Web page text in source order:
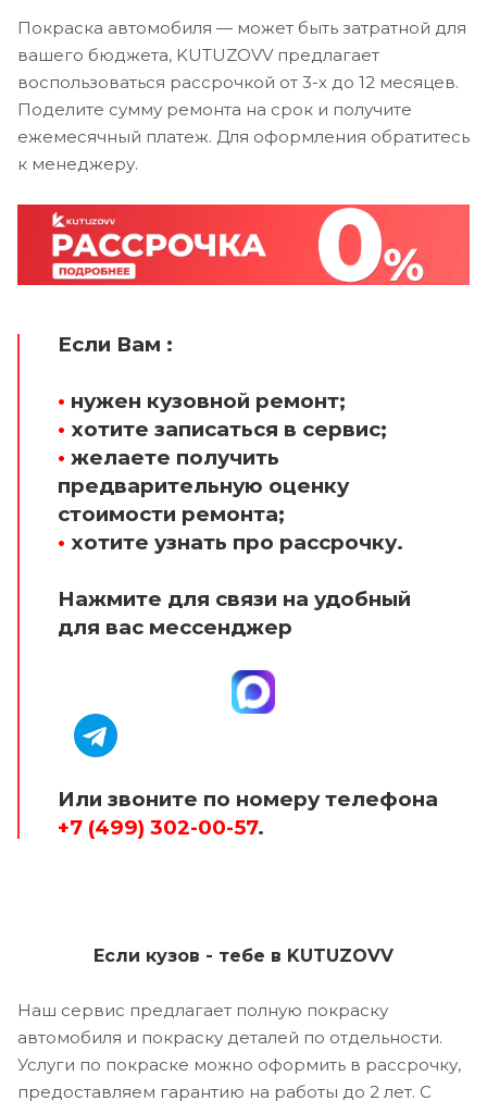
Покраска автомобиля — может быть затратной для
вашего бюджета, KUTUZOVV предлагает
воспользоваться рассрочкой от 3-х до 12 месяцев.
Поделите сумму ремонта на срок и получите
ежемесячный платеж. Для оформления обратитесь
к менеджеру.
Если Вам :
• нужен кузовной ремонт;
• хотите записаться в сервис;
• желаете получить
предварительную оценку
стоимости ремонта;
• хотите узнать про рассрочку.
Нажмите для связи на удобный
для вас мессенджер
Или звоните по номеру телефона
+7 (499) 302-00-57.
Если кузов - тебе в KUTUZOVV
Наш сервис предлагает полную покраску
автомобиля и покраску деталей по отдельности.
Услуги по покраске можно оформить в рассрочку,
предоставляем гарантию на работы до 2 лет. С